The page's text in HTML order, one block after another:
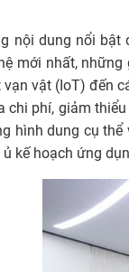
nội dung nổi bật
mới nhất,
vạn vật (IoT) đến
chi phí, giảm
hình dung cụ
kế hoạch ứng